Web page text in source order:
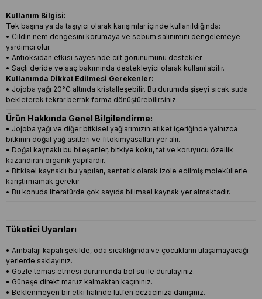
Kullanım Bilgisi:
Tek başına ya da taşıyıcı olarak karışımlar içinde kullanıldığında:
• Cildin nem dengesini korumaya ve sebum salınımını dengelemeye
yardımcı olur.
• Antioksidan etkisi sayesinde cilt görünümünü destekler.
• Saçlı deride ve saç bakımında destekleyici olarak kullanılabilir.
Kullanımda Dikkat Edilmesi Gerekenler:
• Jojoba yağı 20°C altında kristalleşebilir. Bu durumda şişeyi sıcak suda
bekleterek tekrar berrak forma dönüştürebilirsiniz.
Ürün Hakkında Genel Bilgilendirme:
• Jojoba yağı ve diğer bitkisel yağlarımızın etiket içeriğinde yalnızca
bitkinin doğal yağ asitleri ve fitokimyasalları yer alır.
• Doğal kaynaklı bu bileşenler, bitkiye koku, tat ve koruyucu özellik
kazandıran organik yapılardır.
• Bitkisel kaynaklı bu yapıları, sentetik olarak izole edilmiş moleküllerle
karıştırmamak gerekir.
• Bu konuda literatürde çok sayıda bilimsel kaynak yer almaktadır.
Tüketici Uyarıları
• Ambalajı kapalı şekilde, oda sıcaklığında ve çocukların ulaşamayacağı
yerlerde saklayınız.
• Gözle temas etmesi durumunda bol su ile durulayınız.
• Güneşe direkt maruz kalmaktan kaçınınız.
• Beklenmeyen bir etki halinde lütfen eczacınıza danışınız.